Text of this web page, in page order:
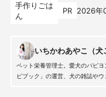
手作りごは
ん
PR 2026年
いちかわあやこ（犬
ペット栄養管理士。愛犬のパピ
ピブック」の運営、犬の雑誌や